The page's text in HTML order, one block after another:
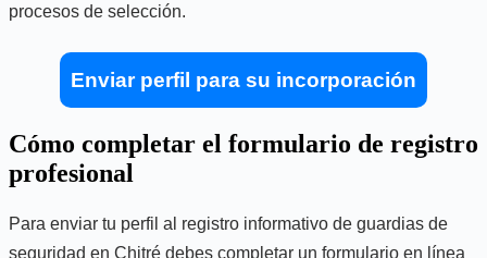
procesos de selección.
Enviar perfil para su incorporación
Cómo completar el formulario de registro
profesional
Para enviar tu perfil al registro informativo de guardias de
seguridad en Chitré debes completar un formulario en línea